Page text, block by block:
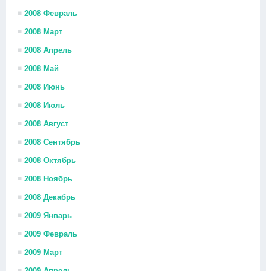
2008 Февраль
2008 Март
2008 Апрель
2008 Май
2008 Июнь
2008 Июль
2008 Август
2008 Сентябрь
2008 Октябрь
2008 Ноябрь
2008 Декабрь
2009 Январь
2009 Февраль
2009 Март